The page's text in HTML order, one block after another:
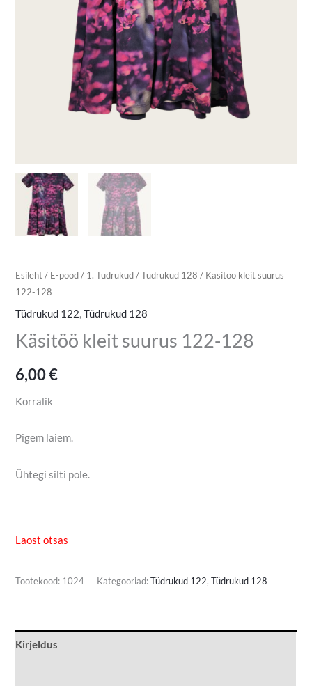
Esileht/ E-pood/ 1. Tüdrukud/Tüdrukud 128 / Käsitöö kleit suurus
122-128
Tüdrukud 122,Tüdrukud 128
Käsitöö kleit suurus 122-128
6,00€
Korralik
Pigem laiem.
Ühtegi silti pole.
Laost otsas
Tootekood: 1024 Kategooriad:Tüdrukud 122,Tüdrukud 128
Kirjeldus